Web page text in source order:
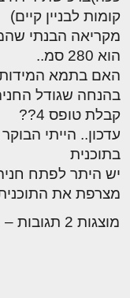
קומות לבניין קיים)
מקריאה הבנתי
הוא 280 סמ..
האם בתמא המידות
בהנחה שגודל
קבלת טופס 4??
עדכון.. הייתי
בתוכנית
יש היתר לפתח חניה של 240..
מצרפת את
מוצגות 2 תגובות – 1 עד 2 (מתוך 2 סה״כ)